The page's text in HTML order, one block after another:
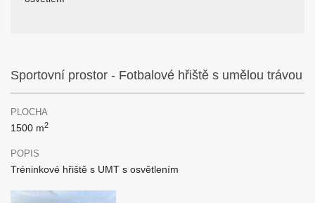
Sportovní prostor - Fotbalové hřiště s umělou trávou
PLOCHA
1500 m2
POPIS
Tréninkové hřiště s UMT s osvětlením